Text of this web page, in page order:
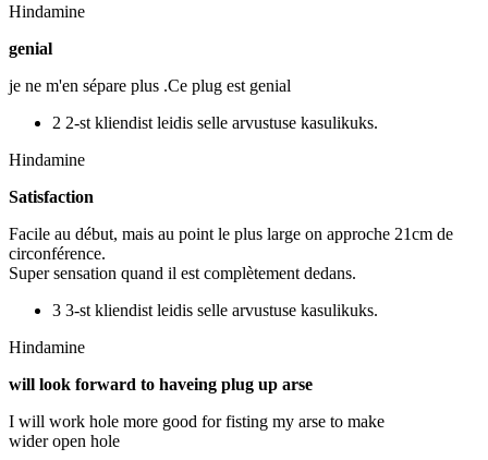
Hindamine
genial
je ne m'en sépare plus .Ce plug est genial
2 2-st kliendist leidis selle arvustuse kasulikuks.
Hindamine
Satisfaction
Facile au début, mais au point le plus large on approche 21cm de
circonférence.
Super sensation quand il est complètement dedans.
3 3-st kliendist leidis selle arvustuse kasulikuks.
Hindamine
will look forward to haveing plug up arse
I will work hole more good for fisting my arse to make
wider open hole